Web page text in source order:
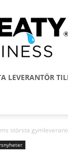
Sweaty
Business
LEVERANTÖR
största